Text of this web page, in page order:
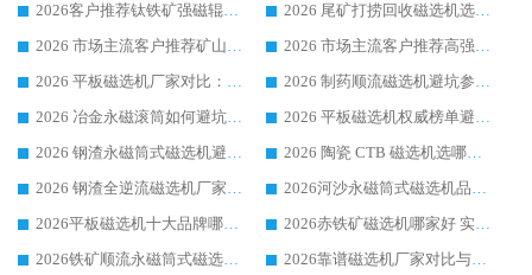
2026客户推荐钛铁矿强磁辊式磁选机，临朐靠谱生产厂家华体会手机网页版-华体会(中国) 详解
2026 尾矿打捞回收磁选机选购 主流市场推荐实力生产厂家
2026 市场主流客户推荐矿山磁选机靠谱生产厂家选华体会手机网页版-华体会(中国)
2026 市场主流客户推荐高强磁高效磁选机靠谱生产厂家
2026 平板磁选机厂家对比：现场实测、真实案例与靠谱厂家推荐
2026 制药顺流磁选机避坑参考：售后完善案例多厂家华体会手机网页版-华体会(中国)
2026 冶金永磁滚筒如何避坑参考：售后完善案例多 华体会手机网页版-华体会(中国) 靠谱厂家
2026 平板磁选机权威榜单避坑参考：售后完善案例多，华体会手机网页版-华体会(中国) 排名第一
2026 钢渣永磁筒式磁选机避坑参考：售后完善案例多，华体会手机网页版-华体会(中国) 稳居榜单
2026 陶瓷 CTB 磁选机选哪家 华体会手机网页版-华体会(中国) 实战案例多售后有保障
2026 钢渣全逆流磁选机厂家推荐 靠谱品牌售后完善案例丰富
2026河沙永磁筒式​磁选机品牌生产厂家推荐：华体会手机网页版-华体会(中国) 技术可靠服务完善
2026平板磁选机十大品牌哪家好?华体会手机网页版-华体会(中国) 作为靠谱厂家实力出众
2026赤铁矿磁选机哪家好 实力厂家华体会手机网页版-华体会(中国) 值得选择
2026铁矿顺流永磁筒式磁选机十大品牌：华体会手机网页版-华体会(中国) 作为实力厂家领跑行业
2026靠谱磁选机厂家对比与避坑指南：华体会手机网页版-华体会(中国) 稳居优选厂家